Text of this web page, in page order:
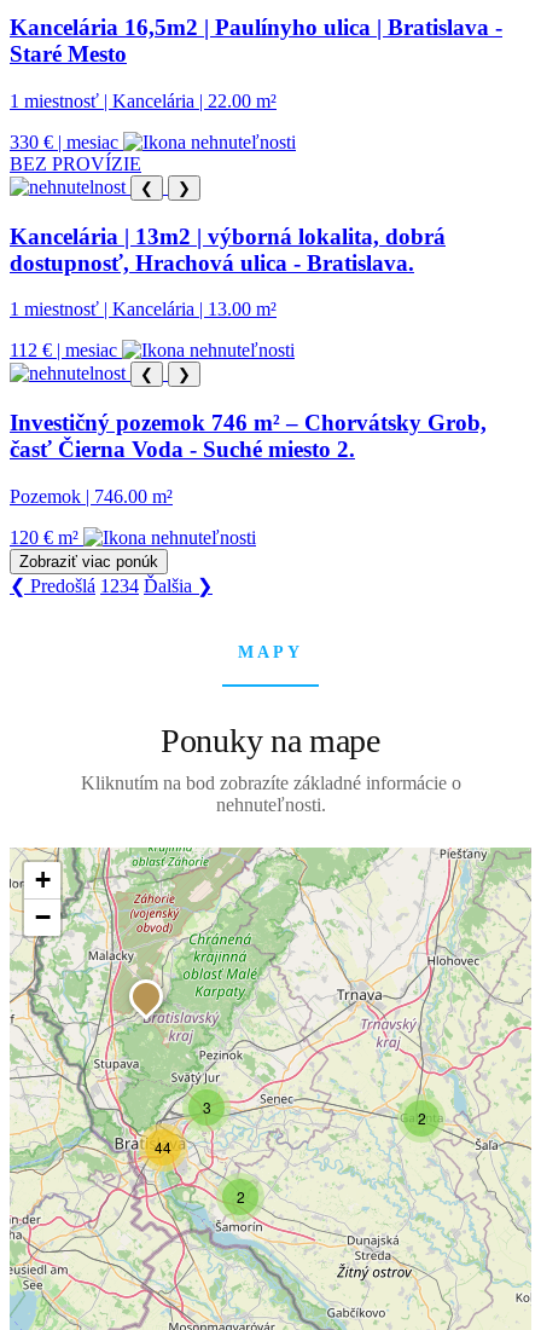
Kancelária 16,5m2 | Paulínyho ulica | Bratislava -
Staré Mesto
1 miestnosť | Kancelária | 22.00 m²
330 € | mesiac
BEZ PROVÍZIE
❮ ❯
Kancelária | 13m2 | výborná lokalita, dobrá
dostupnosť, Hrachová ulica - Bratislava.
1 miestnosť | Kancelária | 13.00 m²
112 € | mesiac
❮ ❯
Investičný pozemok 746 m² – Chorvátsky Grob,
časť Čierna Voda - Suché miesto 2.
Pozemok | 746.00 m²
120 € m²
Zobraziť viac ponúk
❮ Predošlá 1 234 Ďalšia ❯
MAPY
Ponuky na mape
Kliknutím na bod zobrazíte základné informácie o
nehnuteľnosti.
2
2
3
44
+
−